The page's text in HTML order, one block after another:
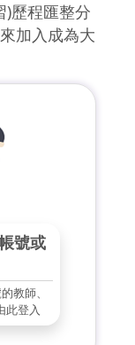
)歷程匯整分
加入成為大
號或
教師、
此登入